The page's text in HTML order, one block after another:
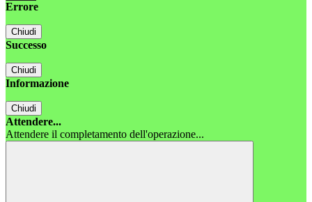
Errore
Chiudi
Successo
Chiudi
Informazione
Chiudi
Attendere...
Attendere il completamento dell'operazione...